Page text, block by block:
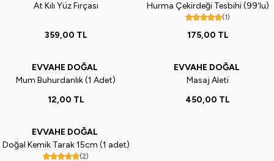
At Kılı Yüz Fırçası
359,00 TL
Hurma Çekirdeği Tesbihi (99'lu)
(1)
175,00 TL
EVVAHE DOĞAL
Mum Buhurdanlık (1 Adet)
12,00 TL
EVVAHE DOĞAL
Masaj Aleti
450,00 TL
EVVAHE DOĞAL
Doğal Kemik Tarak 15cm (1 adet)
(2)